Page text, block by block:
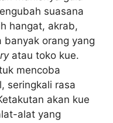
suasana
hangat, akrab,
banyak orang yang
atau toko kue.
mencoba
seringkali rasa
akan kue
alat yang